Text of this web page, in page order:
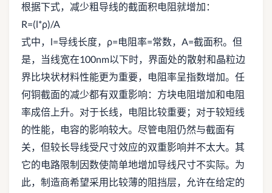
根据下式，减少粗导线的截面积电阻就增加：
R=(l*ρ)/A
式中，l=导线长度，ρ=电阻率=常数，A=截面积。但
是，当线宽在100nm以下时，界面处的散射和晶粒边
界比块状材料性能更为重要，电阻率呈指数增加。任
何铜截面的减少都有双重影响：方块电阻增加和电阻
率成倍上升。对于长线，电阻比较重要；对于较短线
的性能，电容的影响较大。尽管电阻仍然与截面有
关，但较长导线受尺寸效应的双重影响并不太大。其
它的电路限制因数使简单地增加导线尺寸不实际。为
此，制造商希望采用比较薄的阻挡层，允许在给定的